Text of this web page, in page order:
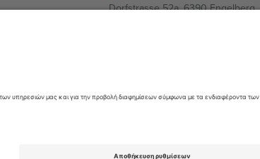
Dorfstrasse 52a, 6390 Engelberg,
CDMX, Mexico
Οροι. © 2026 Ticombo. All rights